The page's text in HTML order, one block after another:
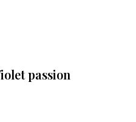
passion